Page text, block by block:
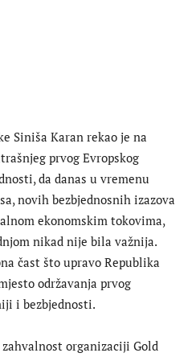
Siniša Karan rekao je na
prvog Evropskog
da danas u vremenu
novih bezbjednosnih izazova
ekonomskim tokovima,
nikad nije bila važnija.
čast što upravo Republika
održavanja prvog
i bezbjednosti.
organizaciji Gold